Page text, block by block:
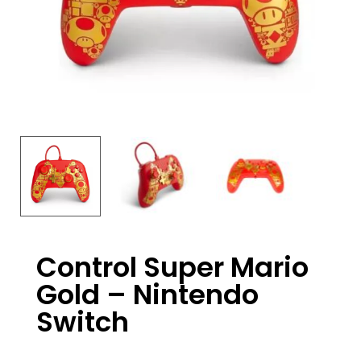
Control Super Mario
Gold – Nintendo
Switch